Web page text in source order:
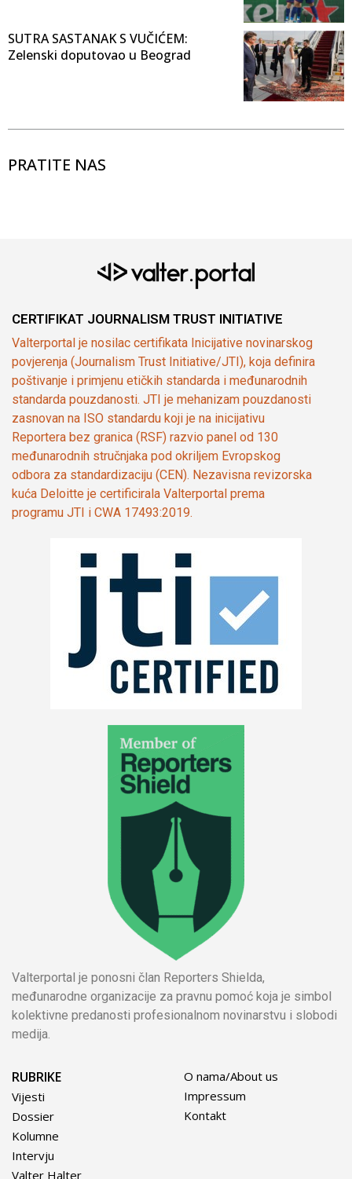
SUTRA SASTANAK S VUČIĆEM:
Zelenski doputovao u Beograd
PRATITE NAS
CERTIFIKAT JOURNALISM TRUST INITIATIVE
Valterportal je nosilac certifikata Inicijative novinarskog
povjerenja (Journalism Trust Initiative/JTI), koja definira
poštivanje i primjenu etičkih standarda i međunarodnih
standarda pouzdanosti. JTI je mehanizam pouzdanosti
zasnovan na ISO standardu koji je na inicijativu
Reportera bez granica (RSF) razvio panel od 130
međunarodnih stručnjaka pod okriljem Evropskog
odbora za standardizaciju (CEN). Nezavisna revizorska
kuća Deloitte je certificirala Valterportal prema
programu JTI i CWA 17493:2019.
Valterportal je ponosni član Reporters Shielda,
međunarodne organizacije za pravnu pomoć koja je simbol
kolektivne predanosti profesionalnom novinarstvu i slobodi
medija.
RUBRIKE
Vijesti
Dossier
Kolumne
Intervju
Valter Halter
O nama/About us
Impressum
Kontakt